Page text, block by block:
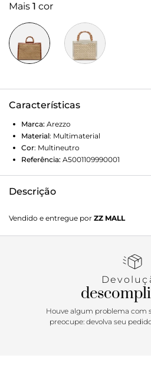
Mais 1 cor
Características
Marca: Arezzo
Material: Multimaterial
Cor: Multineutro
Referência: A5001109990001
Descrição
acessório tem formato
palhinha tramada natural e
mão em bambu. Possui fecho
Vendido e entregue por ZZ MALL
Houve algum problema com
preocupe: devolva seu